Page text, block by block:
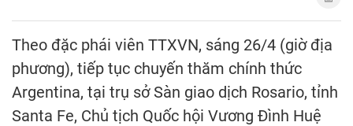
Theo đặc phái viên TTXVN, sáng 26/4 (giờ địa
phương), tiếp tục chuyến thăm chính thức
Argentina, tại trụ sở Sàn giao dịch Rosario, tỉnh
Santa Fe, Chủ tịch Quốc hội Vương Đình Huệ